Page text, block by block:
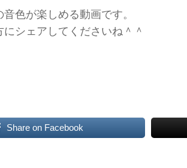
色が楽しめる動画です。
シェアしてくださいね＾＾
Share on Facebook